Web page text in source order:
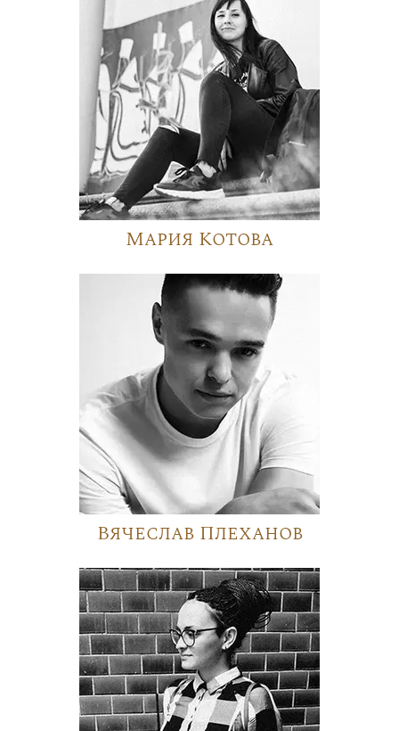
Мария Котова
Вячеслав Плеханов